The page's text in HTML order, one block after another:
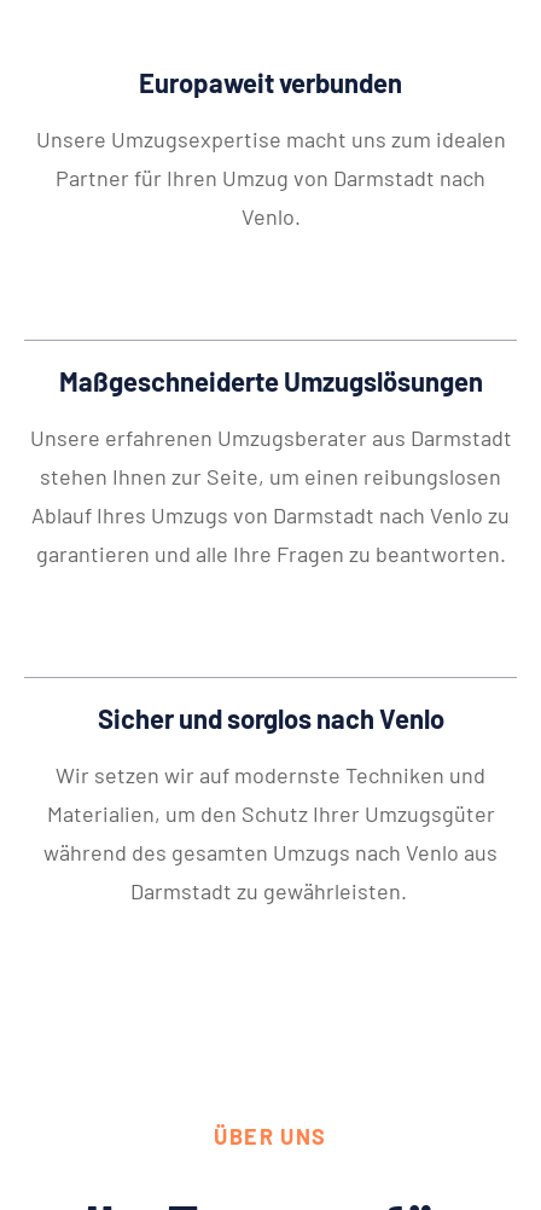
Europaweit verbunden
Unsere Umzugsexpertise macht uns zum idealen
Partner für Ihren Umzug von Darmstadt nach
Venlo.
Maßgeschneiderte Umzugslösungen
Unsere erfahrenen Umzugsberater aus Darmstadt
stehen Ihnen zur Seite, um einen reibungslosen
Ablauf Ihres Umzugs von Darmstadt nach Venlo zu
garantieren und alle Ihre Fragen zu beantworten.
Sicher und sorglos nach Venlo
Wir setzen wir auf modernste Techniken und
Materialien, um den Schutz Ihrer Umzugsgüter
während des gesamten Umzugs nach Venlo aus
Darmstadt zu gewährleisten.
ÜBER UNS